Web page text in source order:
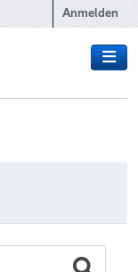
Anmelden